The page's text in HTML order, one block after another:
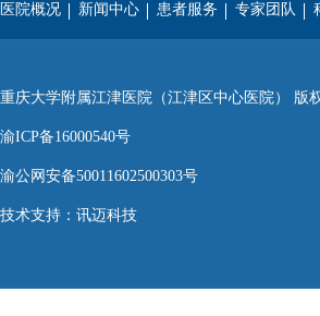
医院概况 新闻中心 患者服务 专家团队
重庆大学附属江津医院（江津区中心医院） 版
渝ICP备16000540号
渝公网安备50011602500303号
技术支持： 讯迈科技